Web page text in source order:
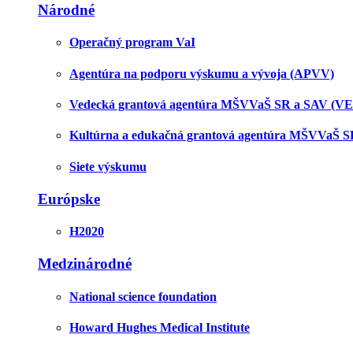
Národné
Operačný program VaI
Agentúra na podporu výskumu a vývoja (APVV)
Vedecká grantová agentúra MŠVVaŠ SR a SAV
Kultúrna a edukačná grantová agentúra MŠVVaŠ
Siete výskumu
Európske
H2020
Medzinárodné
National science foundation
Howard Hughes Medical Institute